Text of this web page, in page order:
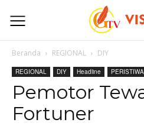
Beranda REGIONAL DIY
REGIONAL DIY Headline PERISTIWA
Pemotor
Fortuner